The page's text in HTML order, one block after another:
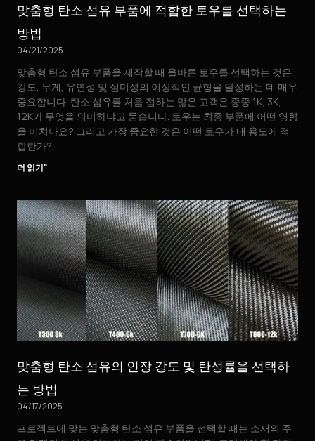
맞춤형 탄소 섬유 부품에 적합한 토우를 선택하는
방법
04/21/2025
맞춤형 탄소 섬유 부품을 제작할 때 올바른 토우를 선택하는 것은
강도, 무게, 유연성 및 심미성의 이상적인 균형을 달성하는 데 매우
중요합니다. 탄소 섬유를 처음 접하는 많은 고객은 종종 1K, 3K,
12K가 무엇을 의미하냐고 묻습니다. 토우는 최종 부품에 어떤 영향
을 미치나요? 그리고 가장 중요한 것은 어떤 토우가 내 용도에 적
합한가?
더 읽기"
맞춤형 탄소 섬유의 인장 강도 및 탄성률을 선택하
는 방법
04/17/2025
프로젝트에 맞는 맞춤형 탄소 섬유 부품을 선택할 때는 소재의 주